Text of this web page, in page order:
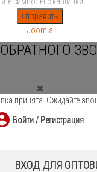
Отправить
Joomla
принята. Ожидайте
Войти / Регистрация
ВХОД ДЛЯ